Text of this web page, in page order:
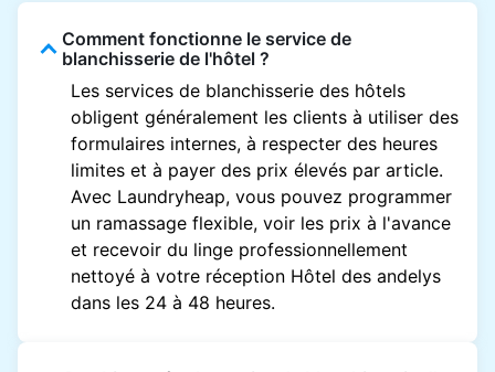
Comment fonctionne le service de
blanchisserie de l'hôtel ?
Les services de blanchisserie des hôtels
obligent généralement les clients à utiliser des
formulaires internes, à respecter des heures
limites et à payer des prix élevés par article.
Avec Laundryheap, vous pouvez programmer
un ramassage flexible, voir les prix à l'avance
et recevoir du linge professionnellement
nettoyé à votre réception Hôtel des andelys
dans les 24 à 48 heures.